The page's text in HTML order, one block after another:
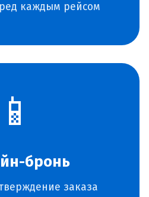
каждым рейсом
📱
бронь
заказа